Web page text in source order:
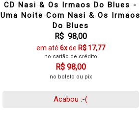
CD Nasi & Os Irmaos Do Blues -
Uma Noite Com Nasi & Os Irmaos
Do Blues
R$ 98,00
em até 6xde R$ 17,77
no cartão de crédito
R$ 98,00
no boleto ou pix
Acabou :-(